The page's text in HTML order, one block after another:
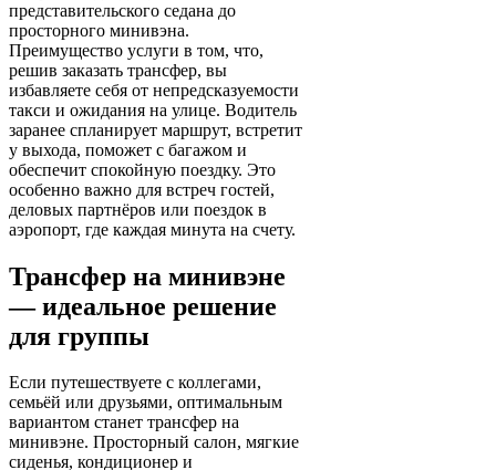
представительского седана до
просторного минивэна.
Преимущество услуги в том, что,
решив заказать трансфер, вы
избавляете себя от непредсказуемости
такси и ожидания на улице. Водитель
заранее спланирует маршрут, встретит
у выхода, поможет с багажом и
обеспечит спокойную поездку. Это
особенно важно для встреч гостей,
деловых партнёров или поездок в
аэропорт, где каждая минута на счету.
Трансфер на минивэне
— идеальное решение
для группы
Если путешествуете с коллегами,
семьёй или друзьями, оптимальным
вариантом станет трансфер на
минивэне. Просторный салон, мягкие
сиденья, кондиционер и